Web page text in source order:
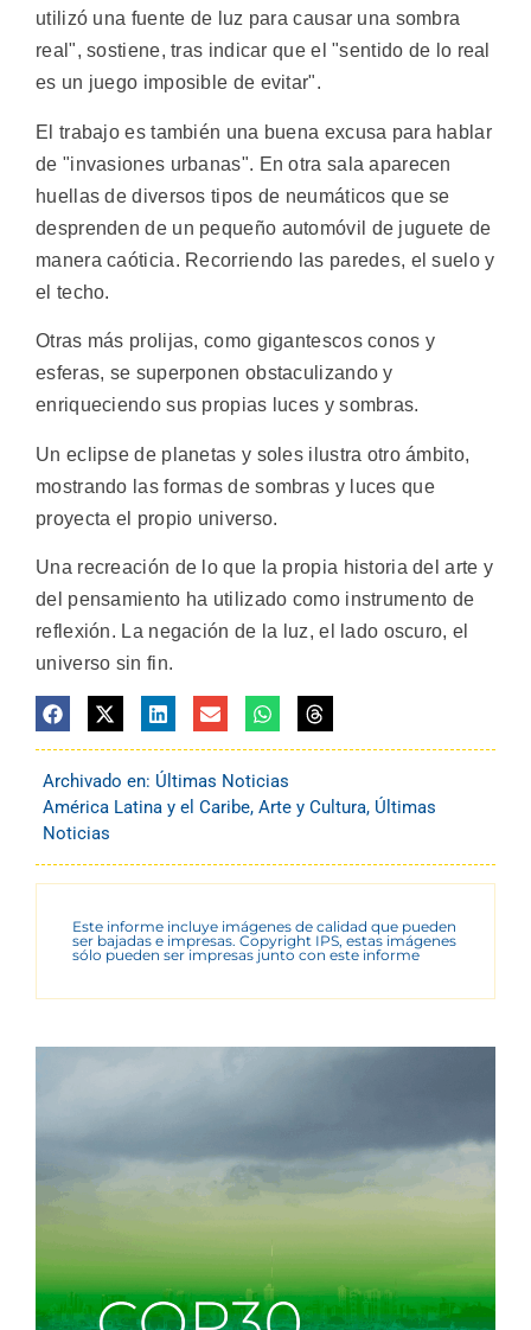
utilizó una fuente de luz para causar una sombra
real", sostiene, tras indicar que el "sentido de lo real
es un juego imposible de evitar".
El trabajo es también una buena excusa para hablar
de "invasiones urbanas". En otra sala aparecen
huellas de diversos tipos de neumáticos que se
desprenden de un pequeño automóvil de juguete de
manera caóticia. Recorriendo las paredes, el suelo y
el techo.
Otras más prolijas, como gigantescos conos y
esferas, se superponen obstaculizando y
enriqueciendo sus propias luces y sombras.
Un eclipse de planetas y soles ilustra otro ámbito,
mostrando las formas de sombras y luces que
proyecta el propio universo.
Una recreación de lo que la propia historia del arte y
del pensamiento ha utilizado como instrumento de
reflexión. La negación de la luz, el lado oscuro, el
universo sin fin.
Archivado en: Últimas Noticias
América Latina y el Caribe, Arte y Cultura, Últimas
Noticias
Este informe incluye imágenes de calidad que pueden
ser bajadas e impresas. Copyright IPS, estas imágenes
sólo pueden ser impresas junto con este informe